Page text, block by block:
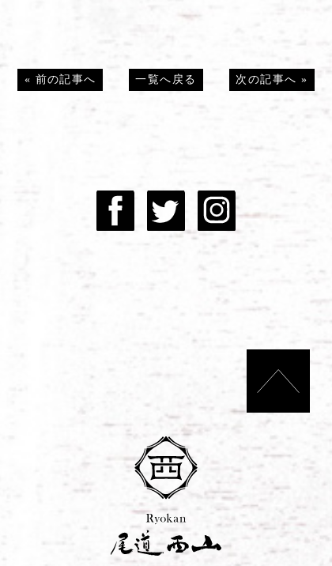
« 前の記事へ 一覧へ戻る 次の記事へ »